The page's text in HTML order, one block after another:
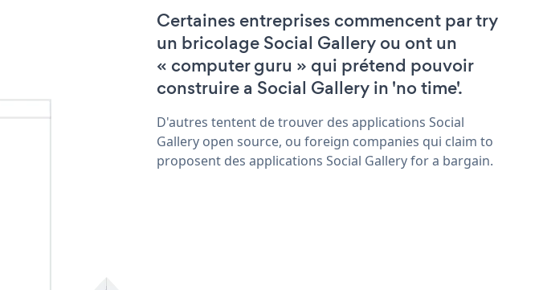
Certaines entreprises commencent par try
un bricolage Social Gallery ou ont un
« computer guru » qui prétend pouvoir
construire a Social Gallery in 'no time'.
D'autres tentent de trouver des applications Social
Gallery open source, ou foreign companies qui claim to
proposent des applications Social Gallery for a bargain.